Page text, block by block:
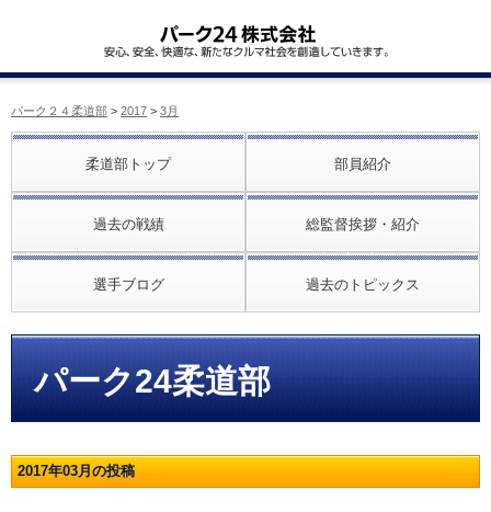
パーク２４柔道部 > 2017 > 3月
柔道部トップ 部員紹介
過去の戦績 総監督挨拶・紹介
選手ブログ 過去のトピックス
パーク24柔道部
2017年03月の投稿